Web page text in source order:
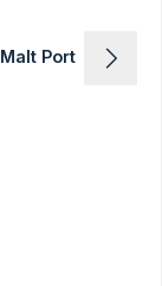
Port